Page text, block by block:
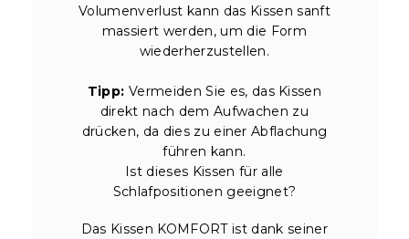
Volumenverlust kann das Kissen sanft
massiert werden, um die Form
wiederherzustellen.
Tipp: Vermeiden Sie es, das Kissen
direkt nach dem Aufwachen zu
drücken, da dies zu einer Abflachung
führen kann.
Ist dieses Kissen für alle
Schlafpositionen geeignet?
Das Kissen KOMFORT ist dank seiner